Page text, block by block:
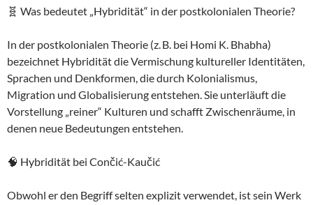
🧬 Was bedeutet „Hybridität“ in der postkolonialen Theorie?
In der postkolonialen Theorie (z. B. bei Homi K. Bhabha)
bezeichnet Hybridität die Vermischung kultureller Identitäten,
Sprachen und Denkformen, die durch Kolonialismus,
Migration und Globalisierung entstehen. Sie unterläuft die
Vorstellung „reiner“ Kulturen und schafft Zwischenräume, in
denen neue Bedeutungen entstehen.
🧠 Hybridität bei Cončić-Kaučić
Obwohl er den Begriff selten explizit verwendet, ist sein Werk